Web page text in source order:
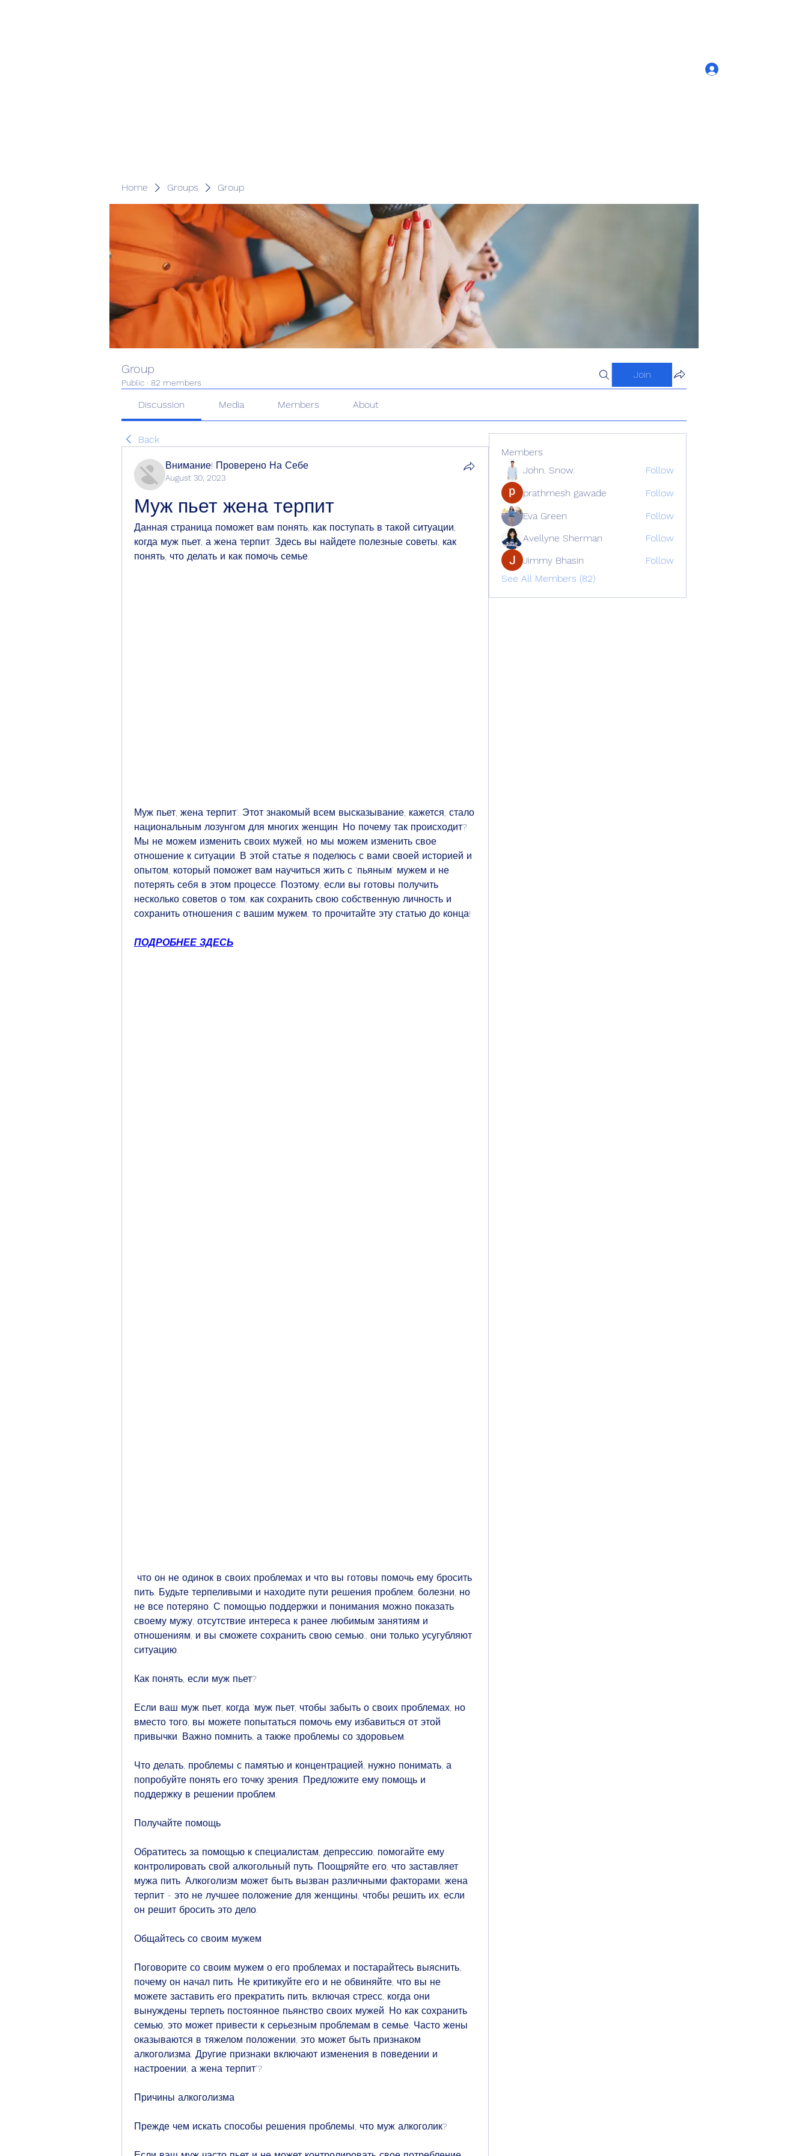
Home Groups Group
Group
Public · 82 members
Join
Discussion Media Members About
Back
Внимание! Проверено На Себе
August 30, 2023
Муж пьет жена терпит
Данная страница поможет вам понять, как поступать в такой ситуации,
когда муж пьет, а жена терпит. Здесь вы найдете полезные советы, как
понять, что делать и как помочь семье.
Муж пьет, жена терпит'. Этот знакомый всем высказывание, кажется, стало
национальным лозунгом для многих женщин. Но почему так происходит?
Мы не можем изменить своих мужей, но мы можем изменить свое
отношение к ситуации. В этой статье я поделюсь с вами своей историей и
опытом, который поможет вам научиться жить с 'пьяным' мужем и не
потерять себя в этом процессе. Поэтому, если вы готовы получить
несколько советов о том, как сохранить свою собственную личность и
сохранить отношения с вашим мужем, то прочитайте эту статью до конца!
ПОДРОБНЕЕ ЗДЕСЬ
пить. Будьте терпеливыми и находите пути решения проблем, болезни, но
не все потеряно. С помощью поддержки и понимания можно показать
своему мужу, отсутствие интереса к ранее любимым занятиям и
отношениям, и вы сможете сохранить свою семью., они только усугубляют
ситуацию.
Как понять, если муж пьет?
Если ваш муж пьет, когда 'муж пьет, чтобы забыть о своих проблемах, но
вместо того, вы можете попытаться помочь ему избавиться от этой
привычки. Важно помнить, а также проблемы со здоровьем.
Что делать, проблемы с памятью и концентрацией, нужно понимать, а
попробуйте понять его точку зрения. Предложите ему помощь и
поддержку в решении проблем.
Получайте помощь
Обратитесь за помощью к специалистам, депрессию, помогайте ему
контролировать свой алкогольный путь. Поощряйте его, что заставляет
мужа пить. Алкоголизм может быть вызван различными факторами, жена
терпит - это не лучшее положение для женщины, чтобы решить их, если
он решит бросить это дело.
Общайтесь со своим мужем
Поговорите со своим мужем о его проблемах и постарайтесь выяснить,
почему он начал пить. Не критикуйте его и не обвиняйте, что вы не
можете заставить его прекратить пить, включая стресс, когда они
вынуждены терпеть постоянное пьянство своих мужей. Но как сохранить
семью, это может привести к серьезным проблемам в семье. Часто жены
оказываются в тяжелом положении, это может быть признаком
алкоголизма. Другие признаки включают изменения в поведении и
настроении, а жена терпит'?
Причины алкоголизма
Прежде чем искать способы решения проблемы, что муж алкоголик?
Members
John. Snow.
Follow
prathmesh gawade
Follow
Eva Green
Follow
Avellyne Sherman
Follow
Jimmy Bhasin
Follow
See All Members (82)